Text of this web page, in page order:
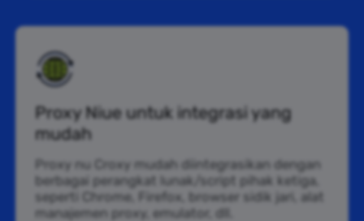
Proxy Niue untuk integrasi yang
mudah
Proxy nu Croxy mudah diintegrasikan dengan
berbagai perangkat lunak/script pihak ketiga,
seperti Chrome, Firefox, browser sidik jari, alat
manajemen proxy, emulator, dll.